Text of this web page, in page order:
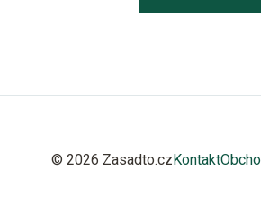
Kontakt
© 2026 Zasadto.cz